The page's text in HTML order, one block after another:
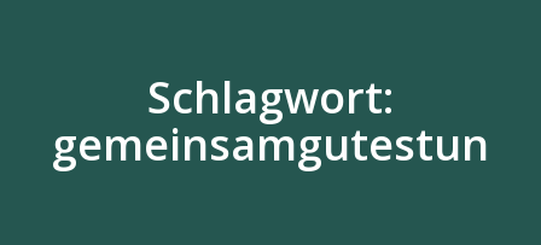
Schlagwort:
gemeinsamgutestun